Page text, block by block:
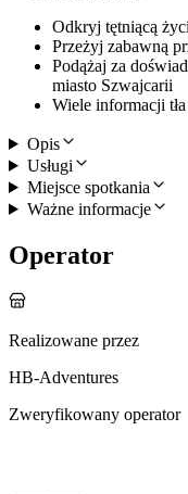
Odkryj tętniącą
Przeżyj zabawną
Podążaj za
miasto Szwajcarii
Wiele informacji
Opis
Usługi
Miejsce spotkania
Ważne informacje
Operator
Realizowane przez
HB-Adventures
Zweryfikowany operator